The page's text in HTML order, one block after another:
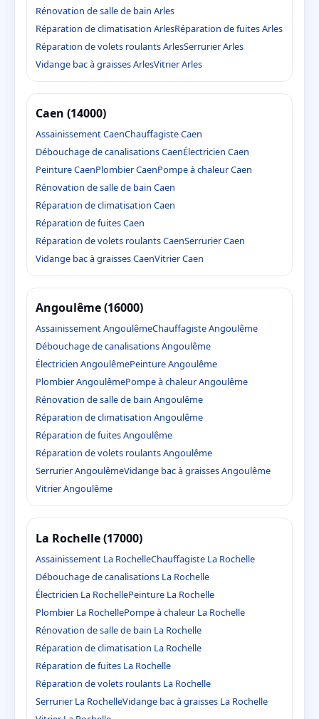
Rénovation de salle de bain Arles
Réparation de climatisation ArlesRéparation de fuites Arles
Réparation de volets roulants ArlesSerrurier Arles
Vidange bac à graisses ArlesVitrier Arles
Caen (14000)
Assainissement CaenChauffagiste Caen
Débouchage de canalisations CaenÉlectricien Caen
Peinture CaenPlombier CaenPompe à chaleur Caen
Rénovation de salle de bain Caen
Réparation de climatisation Caen
Réparation de fuites Caen
Réparation de volets roulants CaenSerrurier Caen
Vidange bac à graisses CaenVitrier Caen
Angoulême (16000)
Assainissement AngoulêmeChauffagiste Angoulême
Débouchage de canalisations Angoulême
Électricien AngoulêmePeinture Angoulême
Plombier AngoulêmePompe à chaleur Angoulême
Rénovation de salle de bain Angoulême
Réparation de climatisation Angoulême
Réparation de fuites Angoulême
Réparation de volets roulants Angoulême
Serrurier AngoulêmeVidange bac à graisses Angoulême
Vitrier Angoulême
La Rochelle (17000)
Assainissement La RochelleChauffagiste La Rochelle
Débouchage de canalisations La Rochelle
Électricien La RochellePeinture La Rochelle
Plombier La RochellePompe à chaleur La Rochelle
Rénovation de salle de bain La Rochelle
Réparation de climatisation La Rochelle
Réparation de fuites La Rochelle
Réparation de volets roulants La Rochelle
Serrurier La RochelleVidange bac à graisses La Rochelle